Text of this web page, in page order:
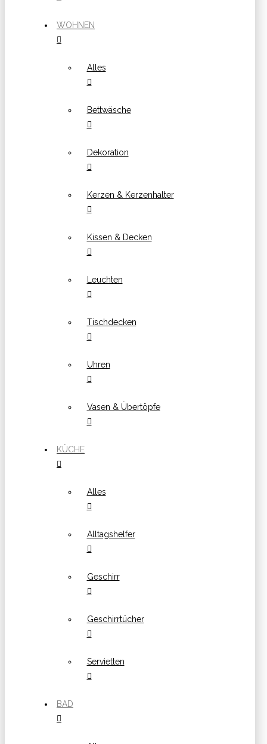
WOHNEN
Alles
Bettwäsche
Dekoration
Kerzen & Kerzenhalter
Kissen & Decken
Leuchten
Tischdecken
Uhren
Vasen & Übertöpfe
KÜCHE
Alles
Alltagshelfer
Geschirr
Geschirrtücher
Servietten
BAD